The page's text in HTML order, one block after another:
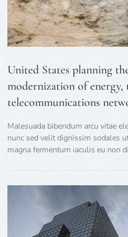
United States planning
modernization of energy,
telecommunications
Malesuada bibendum arcu vitae
nunc sed velit dignissim sodales
magna fermentum iaculis eu non